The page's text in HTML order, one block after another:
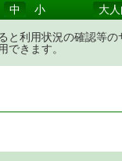
中 小 大
と利用状況の確認等の
できます。